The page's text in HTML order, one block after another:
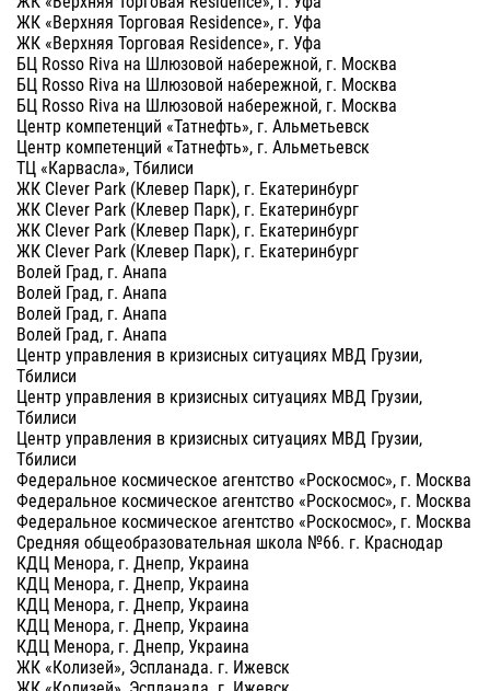
ЖК «Верхняя Торговая Residence», г. Уфа
ЖК «Верхняя Торговая Residence», г. Уфа
БЦ Rosso Riva на Шлюзовой набережной, г. Москва
БЦ Rosso Riva на Шлюзовой набережной, г. Москва
БЦ Rosso Riva на Шлюзовой набережной, г. Москва
Центр компетенций «Татнефть», г. Альметьевск
Центр компетенций «Татнефть», г. Альметьевск
ТЦ «Карвасла», Тбилиси
ЖК Clever Park (Клевер Парк), г. Екатеринбург
ЖК Clever Park (Клевер Парк), г. Екатеринбург
ЖК Clever Park (Клевер Парк), г. Екатеринбург
ЖК Clever Park (Клевер Парк), г. Екатеринбург
Волей Град, г. Анапа
Волей Град, г. Анапа
Волей Град, г. Анапа
Волей Град, г. Анапа
Центр управления в кризисных ситуациях МВД Грузии,
Тбилиси
Центр управления в кризисных ситуациях МВД Грузии,
Тбилиси
Центр управления в кризисных ситуациях МВД Грузии,
Тбилиси
Федеральное космическое агентство «Роскосмос», г. Москва
Федеральное космическое агентство «Роскосмос», г. Москва
Федеральное космическое агентство «Роскосмос», г. Москва
Средняя общеобразовательная школа №66. г. Краснодар
КДЦ Менора, г. Днепр, Украина
КДЦ Менора, г. Днепр, Украина
КДЦ Менора, г. Днепр, Украина
КДЦ Менора, г. Днепр, Украина
КДЦ Менора, г. Днепр, Украина
ЖК «Колизей», Эспланада. г. Ижевск